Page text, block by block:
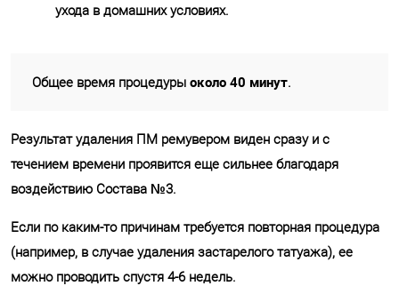
ухода в домашних условиях.
Общее время процедуры около 40 минут.
Результат удаления ПМ ремувером виден сразу и с
течением времени проявится еще сильнее благодаря
воздействию Состава №3.
Если по каким-то причинам требуется повторная процедура
(например, в случае удаления застарелого татуажа), ее
можно проводить спустя 4-6 недель.